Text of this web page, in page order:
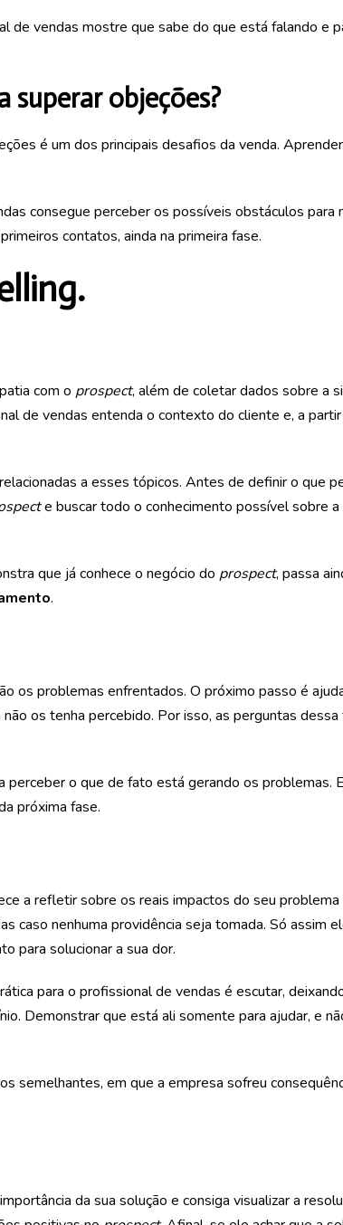
de vendas mostre que sabe do que está falando e
superar objeções?
é um dos principais desafios da venda.
consegue perceber os possíveis obstáculos para
contatos, ainda na primeira fase.
com o prospect, além de coletar dados sobre a
de vendas entenda o contexto do cliente e, a
a esses tópicos. Antes de definir o que
e buscar todo o conhecimento possível sobre
que já conhece o negócio do prospect, passa
.
os problemas enfrentados. O próximo passo é
os tenha percebido. Por isso, as perguntas
perceber o que de fato está gerando os problemas.
próxima fase.
a refletir sobre os reais impactos do seu
caso nenhuma providência seja tomada. Só assim
para solucionar a sua dor.
para o profissional de vendas é escutar,
Demonstrar que está ali somente para ajudar, e
semelhantes, em que a empresa sofreu
da sua solução e consiga visualizar a